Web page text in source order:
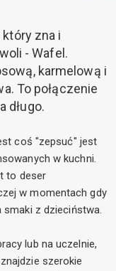
zna i
- Wafel.
karmelową i
To połączenie
długo.
coś "zepsuć" jest
w kuchni.
to deser
w momentach gdy
smaki z dzieciństwa.
lub na uczelnie,
szerokie